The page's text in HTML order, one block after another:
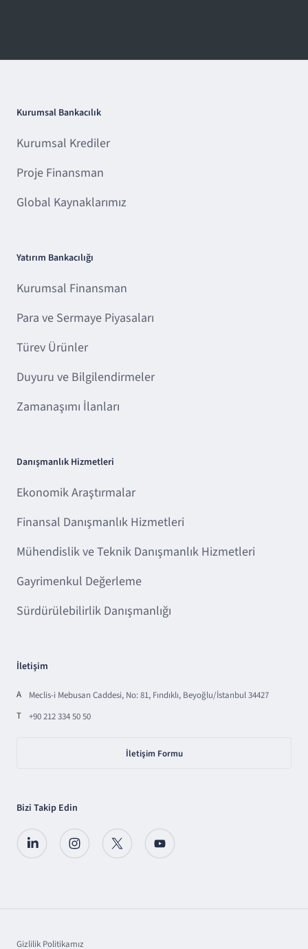
Kurumsal Bankacılık
Kurumsal Krediler
Proje Finansman
Global Kaynaklarımız
Yatırım Bankacılığı
Kurumsal Finansman
Para ve Sermaye Piyasaları
Türev Ürünler
Duyuru ve Bilgilendirmeler
Zamanaşımı İlanları
Danışmanlık Hizmetleri
Ekonomik Araştırmalar
Finansal Danışmanlık Hizmetleri
Mühendislik ve Teknik Danışmanlık Hizmetleri
Gayrimenkul Değerleme
Sürdürülebilirlik Danışmanlığı
İletişim
A
Meclis-i Mebusan Caddesi, No: 81, Fındıklı, Beyoğlu/İstanbul 34427
T
+90 212 334 50 50
İletişim Formu
Bizi Takip Edin
Gizlilik Politikamız